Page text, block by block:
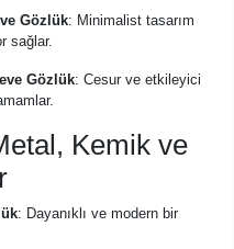
Gözlük: Minimalist tasarım
sağlar.
Gözlük: Cesur ve etkileyici
Kemik ve
: Dayanıklı ve modern bir